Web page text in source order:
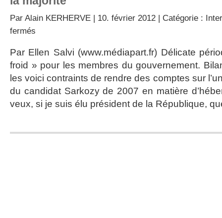
Par Alain KERHERVE | 10. février 2012 | Catégorie :
fermés
le
bilan
Sarkozy
embarrasse
majorité
Par Ellen Salvi (www.médiapart.fr) Délicate
froid » pour les membres du gouvernement.
les voici contraints de rendre des comptes sur
du candidat Sarkozy de 2007 en matière
veux, si je suis élu président de la République,